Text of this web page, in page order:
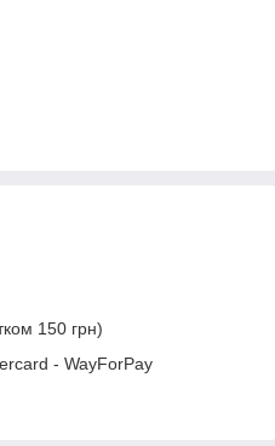
150 грн)
- WayForPay